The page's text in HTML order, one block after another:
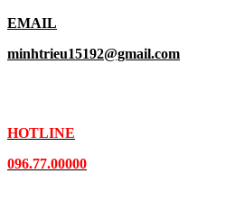
EMAIL
minhtrieu15192@gmail.com
HOTLINE
096.77.00000